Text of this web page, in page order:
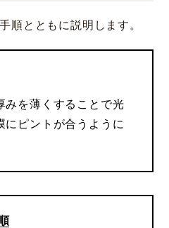
順とともに説明します。
みを薄くすることで光
にピントが合うように